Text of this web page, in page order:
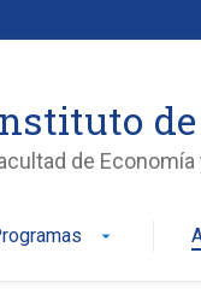
de
arrow_drop_down